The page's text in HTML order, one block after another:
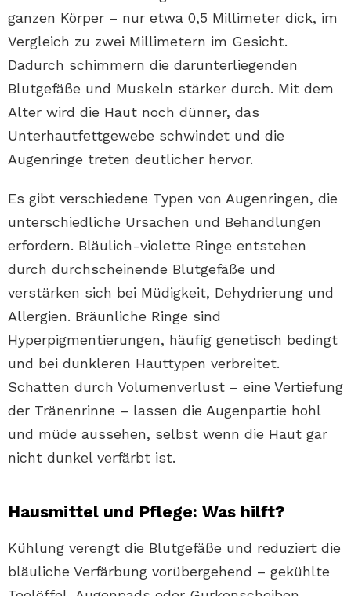
ganzen Körper – nur etwa 0,5 Millimeter dick, im
Vergleich zu zwei Millimetern im Gesicht.
Dadurch schimmern die darunterliegenden
Blutgefäße und Muskeln stärker durch. Mit dem
Alter wird die Haut noch dünner, das
Unterhautfettgewebe schwindet und die
Augenringe treten deutlicher hervor.
Es gibt verschiedene Typen von Augenringen, die
unterschiedliche Ursachen und Behandlungen
erfordern. Bläulich-violette Ringe entstehen
durch durchscheinende Blutgefäße und
verstärken sich bei Müdigkeit, Dehydrierung und
Allergien. Bräunliche Ringe sind
Hyperpigmentierungen, häufig genetisch bedingt
und bei dunkleren Hauttypen verbreitet.
Schatten durch Volumenverlust – eine Vertiefung
der Tränenrinne – lassen die Augenpartie hohl
und müde aussehen, selbst wenn die Haut gar
nicht dunkel verfärbt ist.
Hausmittel und Pflege: Was hilft?
Kühlung verengt die Blutgefäße und reduziert die
bläuliche Verfärbung vorübergehend – gekühlte